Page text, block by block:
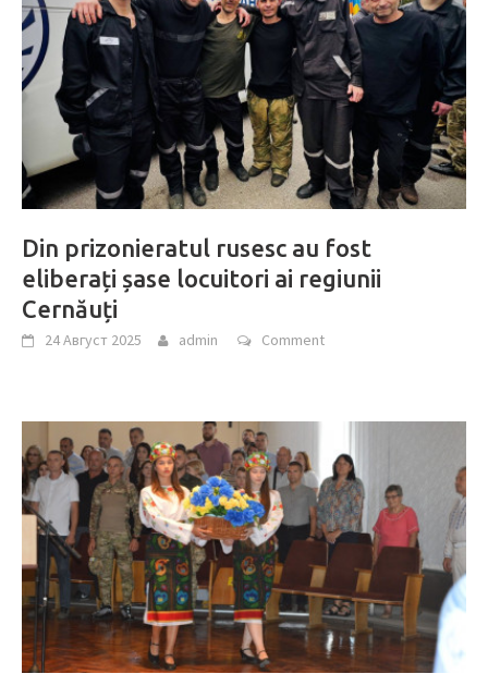
Din prizonieratul rusesc au fost
eliberați șase locuitori ai regiunii
Cernăuți
24 Август 2025 admin Comment